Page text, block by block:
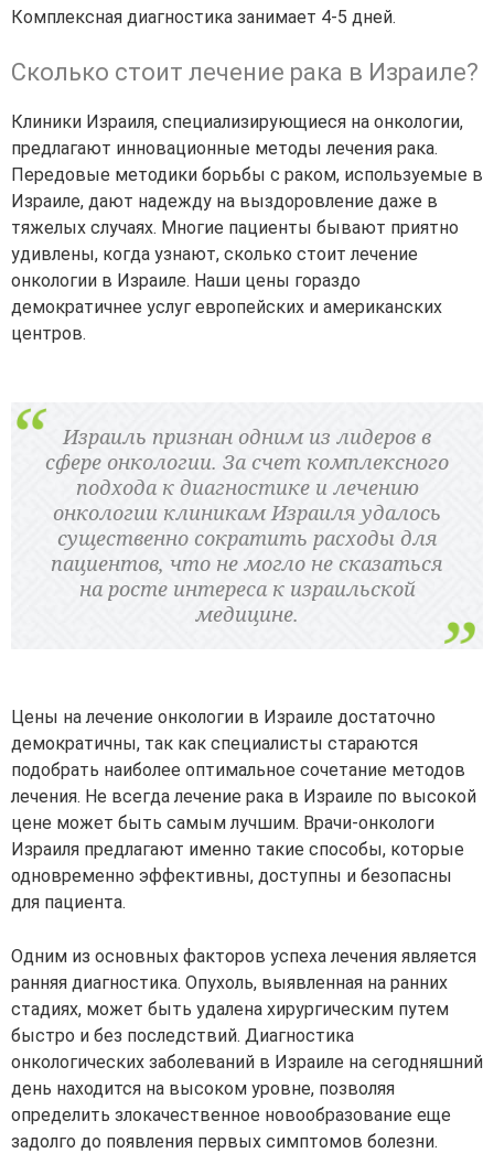
Комплексная диагностика занимает 4-5 дней.
Сколько стоит лечение рака в Израиле?
Клиники Израиля, специализирующиеся на онкологии,
предлагают инновационные методы лечения рака.
Передовые методики борьбы с раком, используемые в
Израиле, дают надежду на выздоровление даже в
тяжелых случаях. Многие пациенты бывают приятно
удивлены, когда узнают, сколько стоит лечение
онкологии в Израиле. Наши цены гораздо
демократичнее услуг европейских и американских
центров.
Израиль признан одним из лидеров в
сфере онкологии. За счет комплексного
подхода к диагностике и лечению
онкологии клиникам Израиля удалось
существенно сократить расходы для
пациентов, что не могло не сказаться
на росте интереса к израильской
медицине.
Цены на лечение онкологии в Израиле достаточно
демократичны, так как специалисты стараются
подобрать наиболее оптимальное сочетание методов
лечения. Не всегда лечение рака в Израиле по высокой
цене может быть самым лучшим. Врачи-онкологи
Израиля предлагают именно такие способы, которые
одновременно эффективны, доступны и безопасны
для пациента.
Одним из основных факторов успеха лечения является
ранняя диагностика. Опухоль, выявленная на ранних
стадиях, может быть удалена хирургическим путем
быстро и без последствий. Диагностика
онкологических заболеваний в Израиле на сегодняшний
день находится на высоком уровне, позволяя
определить злокачественное новообразование еще
задолго до появления первых симптомов болезни.